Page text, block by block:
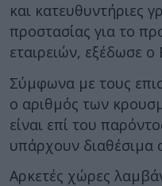
και κατευθυντήριες
προστασίας για το
εταιρειών, εξέδωσε ο
Σύμφωνα με τους
ο αριθμός των
είναι επί του
υπάρχουν διαθέσιμα
Αρκετές χώρες